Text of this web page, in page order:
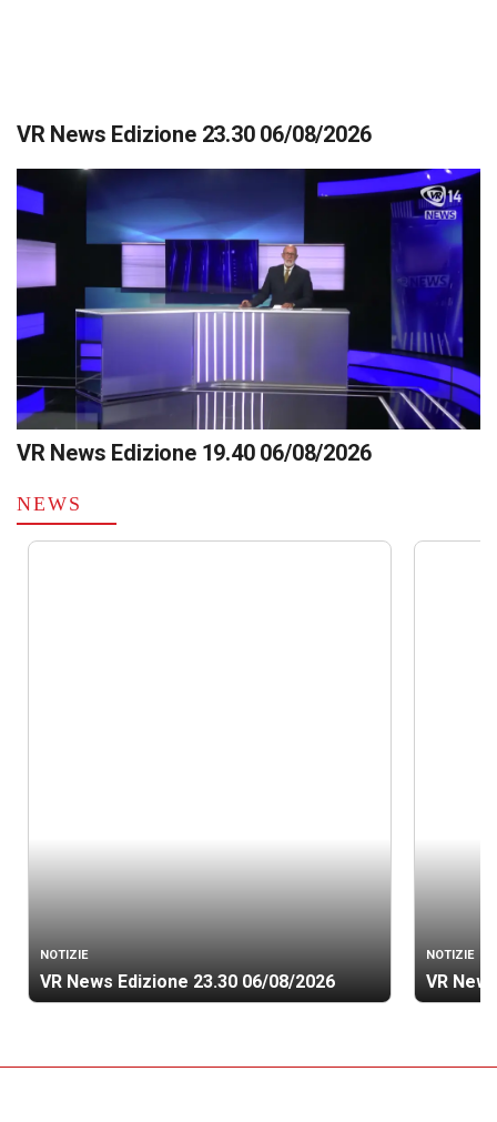
VR News Edizione 23.30 06/08/2026
VR News Edizione 19.40 06/08/2026
NEWS
NOTIZIE
VR News Edizione 23.30 06/08/2026
NOTIZIE
VR